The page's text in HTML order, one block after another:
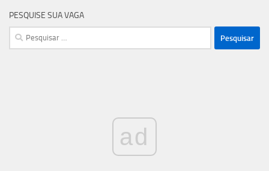
PESQUISE SUA VAGA
Pesquisar
por:
ad